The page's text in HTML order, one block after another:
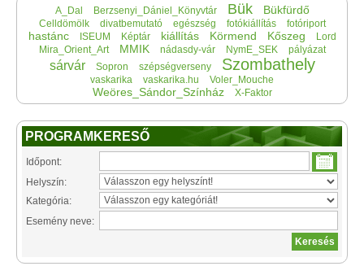
A_Dal Berzsenyi_Dániel_Könyvtár Bük Bükfürdő
Celldömölk divatbemutató egészség fotókiállítás fotóriport
hastánc ISEUM Képtár kiállítás Körmend Kőszeg
Lord
Mira_Orient_Art
MMIK nádasdy-vár NymE_SEK pályázat
sárvár Sopron szépségverseny Szombathely
vaskarika vaskarika.hu Voler_Mouche
Weöres_Sándor_Színház X-Faktor
PROGRAMKERESŐ
Időpont:
Helyszín:
Kategória:
Esemény neve: